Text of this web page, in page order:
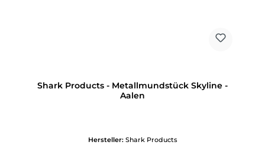
Shark Products - Metallmundstück Skyline -
Aalen
Hersteller: Shark Products